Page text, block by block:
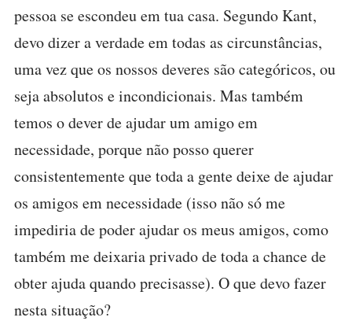
pessoa se escondeu em tua casa. Segundo Kant,
devo dizer a verdade em todas as circunstâncias,
uma vez que os nossos deveres são categóricos, ou
seja absolutos e incondicionais. Mas também
temos o dever de ajudar um amigo em
necessidade, porque não posso querer
consistentemente que toda a gente deixe de ajudar
os amigos em necessidade (isso não só me
impediria de poder ajudar os meus amigos, como
também me deixaria privado de toda a chance de
obter ajuda quando precisasse). O que devo fazer
nesta situação?